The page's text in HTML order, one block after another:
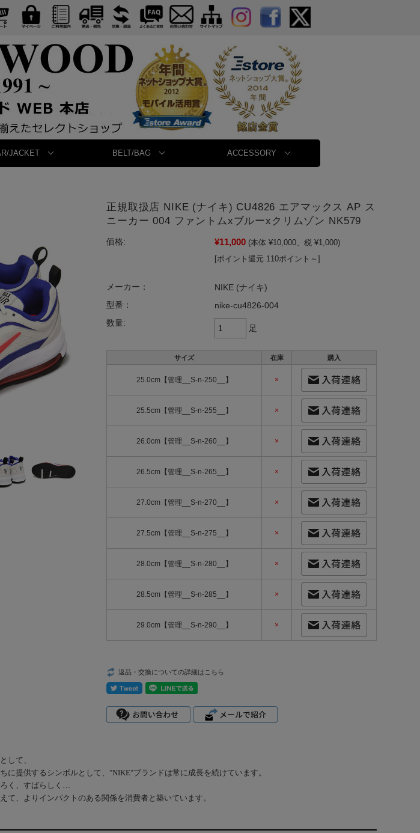
JACKET BELT/BAG ACCESSORY
正規取扱店 NIKE (ナイキ) CU4826 エアマックス AP ス
ニーカー 004 ファントムxブルーxクリムゾン NK579
価格: ¥11,000 (本体 ¥10,000、税 ¥1,000)
[ポイント還元 110ポイント～]
メーカー：
NIKE (ナイキ)
型番：
nike-cu4826-004
数量:
足
サイズ 在庫 購入
25.0cm【管理__S-n-250__】 ×
25.5cm【管理__S-n-255__】 ×
26.0cm【管理__S-n-260__】 ×
26.5cm【管理__S-n-265__】 ×
27.0cm【管理__S-n-270__】 ×
27.5cm【管理__S-n-275__】 ×
28.0cm【管理__S-n-280__】 ×
28.5cm【管理__S-n-285__】 ×
29.0cm【管理__S-n-290__】 ×
返品・交換についての詳細はこちら
して、
に提供するシンボルとして、"NIKE"ブランドは常に成長を続けています。
く、すばらしく…
て、よりインパクトのある関係を消費者と築いています。